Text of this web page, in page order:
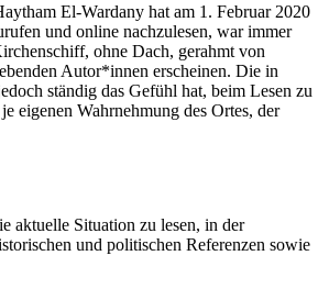
El-Wardany hat am 1. Februar 2020
und online nachzulesen, war immer
ohne Dach, gerahmt von
Autor*innen erscheinen. Die in
ständig das Gefühl hat, beim Lesen zu
eigenen Wahrnehmung des Ortes, der
aktuelle Situation zu lesen, in der
und politischen Referenzen sowie